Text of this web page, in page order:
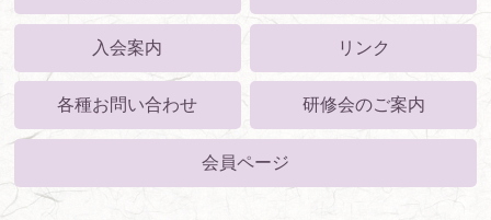
入会案内 リンク
各種お問い合わせ 研修会のご案内
会員ページ